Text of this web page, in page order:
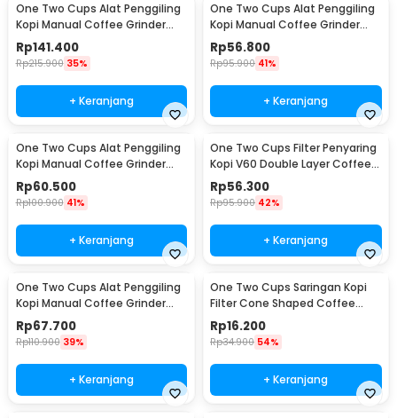
One Two Cups Alat Penggiling
Kopi Manual Coffee Grinder
Wood 30g - CW85532
Rp141.400
Rp215.900 35%
+ Keranjang
One Two Cups Alat Penggiling
Kopi Manual Coffee Grinder
160ml - CF012
Rp56.800
Rp95.900 41%
+ Keranjang
One Two Cups Alat Penggiling
Kopi Manual Coffee Grinder
Adjustable - RHNHA0176
Rp60.500
Rp100.900 41%
+ Keranjang
One Two Cups Filter Penyaring
Kopi V60 Double Layer Coffee
Filter - FS-40S
Rp56.300
Rp95.900 42%
+ Keranjang
One Two Cups Alat Penggiling
Kopi Manual Coffee Grinder
Adjustable - CF4146
Rp67.700
Rp110.900 39%
+ Keranjang
One Two Cups Saringan Kopi
Filter Cone Shaped Coffee
Dripper 1 PCS - K741
Rp16.200
Rp34.900 54%
+ Keranjang